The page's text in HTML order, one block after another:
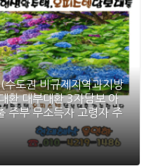
도권 비규제지역과지방
환 대부대환 3자담보 아
주부 무소득자 고령자 주